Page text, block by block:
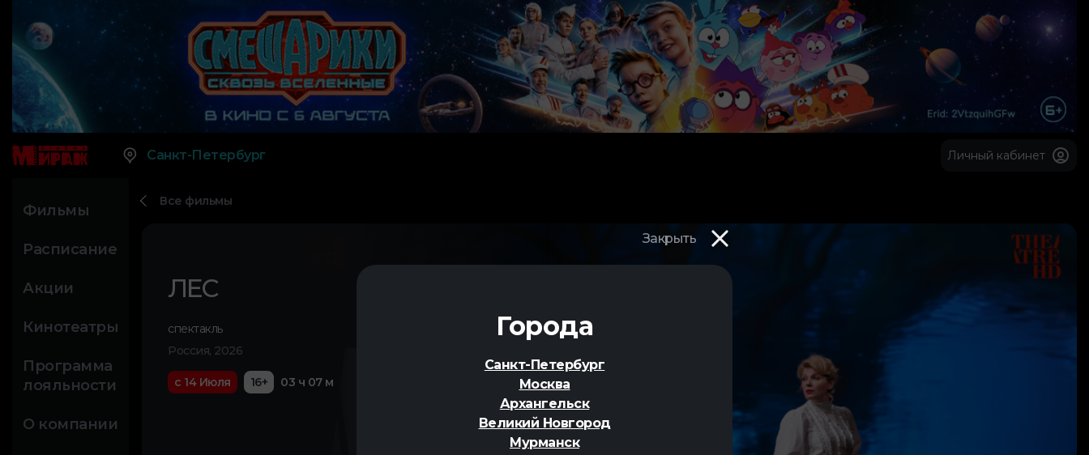
Закрыть
Города
Санкт-Петербург
Москва
Архангельск
Великий Новгород
Мурманск
Санкт-Петербург Личный кабинет
Фильмы
Расписание
Акции
Кинотеатры
Программа
лояльности
О компании
Все фильмы
ЛЕС
спектакль
Россия, 2026
с 14 Июля 16+ 03 ч 07 м